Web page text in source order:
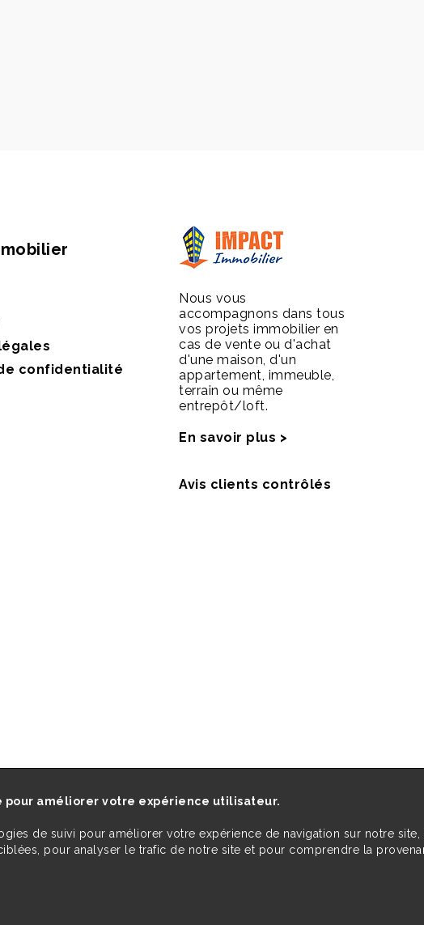
confidentialité
Nous vous
accompagnons dans tous
vos projets immobilier en
cas de vente ou d'achat
d'une maison, d'un
appartement, immeuble,
terrain ou même
entrepôt/loft.
En savoir plus >
Avis clients contrôlés
pour améliorer votre expérience utilisateur.
de suivi pour améliorer votre expérience de navigation sur notre
pour analyser le trafic de notre site et pour comprendre la